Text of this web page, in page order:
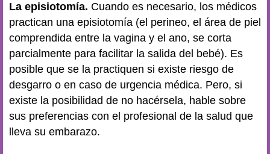
La episiotomía. Cuando es necesario, los médicos
practican una episiotomía (el perineo, el área de piel
comprendida entre la vagina y el ano, se corta
parcialmente para facilitar la salida del bebé). Es
posible que se la practiquen si existe riesgo de
desgarro o en caso de urgencia médica. Pero, si
existe la posibilidad de no hacérsela, hable sobre
sus preferencias con el profesional de la salud que
lleva su embarazo.